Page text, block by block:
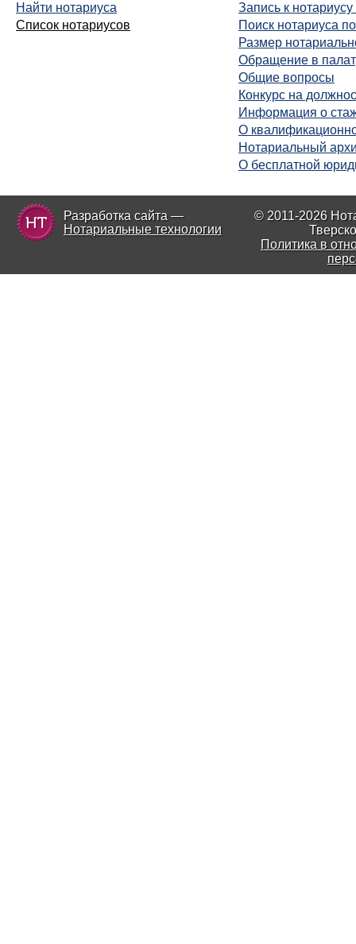
Найти нотариуса
Список нотариусов
Запись к нотариусу
Поиск нотариуса
Размер
Обращение в
Общие вопросы
Конкурс на
Информация о
О
Нотариальный
О бесплатной
Разработка сайта —
Нотариальные технологии
© 2011-2026
Политика в